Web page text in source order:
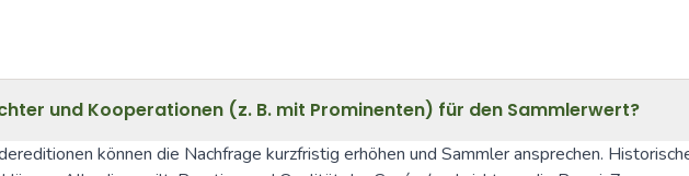
und Kooperationen (z. B. mit Prominenten) für den Sammlerwert?
können die Nachfrage kurzfristig erhöhen und Sammler ansprechen.